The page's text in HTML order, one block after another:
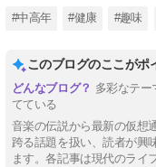
#中高年 #健康 #趣味
このブログのここがポ
多彩なテー
てている
音楽の伝説から最新の仮想
跨る話題を扱い、読者が興
ます。各記事は現代のライ